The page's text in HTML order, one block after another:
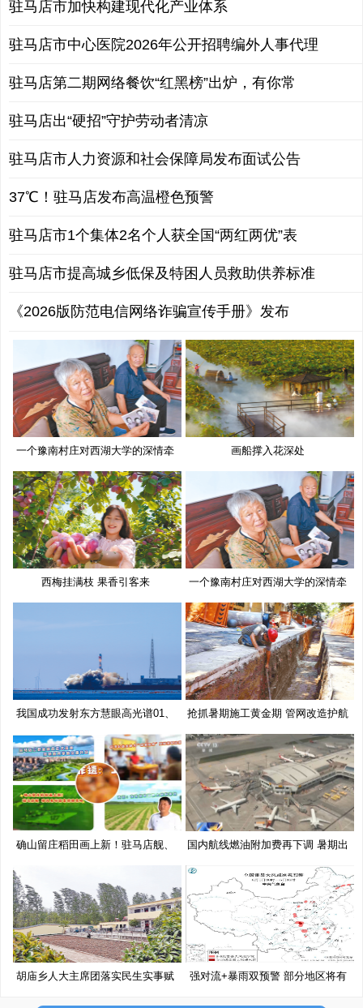
驻马店市加快构建现代化产业体系
驻马店市中心医院2026年公开招聘编外人事代理
驻马店第二期网络餐饮“红黑榜”出炉，有你常
驻马店出“硬招”守护劳动者清凉
驻马店市人力资源和社会保障局发布面试公告
37℃！驻马店发布高温橙色预警
驻马店市1个集体2名个人获全国“两红两优”表
驻马店市提高城乡低保及特困人员救助供养标准
《2026版防范电信网络诈骗宣传手册》发布
一个豫南村庄对西湖大学的深情牵
挂
画船撑入花深处
西梅挂满枝 果香引客来
一个豫南村庄对西湖大学的深情牵
挂
我国成功发射东方慧眼高光谱01、
02
抢抓暑期施工黄金期 管网改造护航
确山留庄稻田画上新！驻马店舰、
国内航线燃油附加费再下调 暑期出
胡庙乡人大主席团落实民生实事赋
强对流+暴雨双预警 部分地区将有